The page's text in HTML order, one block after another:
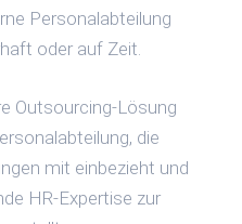
Personalabteilung
oder auf Zeit.
Outsourcing-Lösung
die
mit einbezieht und
HR-Expertise zur